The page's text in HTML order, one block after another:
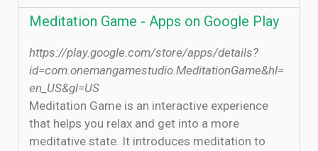
Meditation Game - Apps on Google Play
https://play.google.com/store/apps/details?
id=com.onemangamestudio.MeditationGame&hl=
en_US&gl=US
Meditation Game is an interactive experience
that helps you relax and get into a more
meditative state. It introduces meditation to